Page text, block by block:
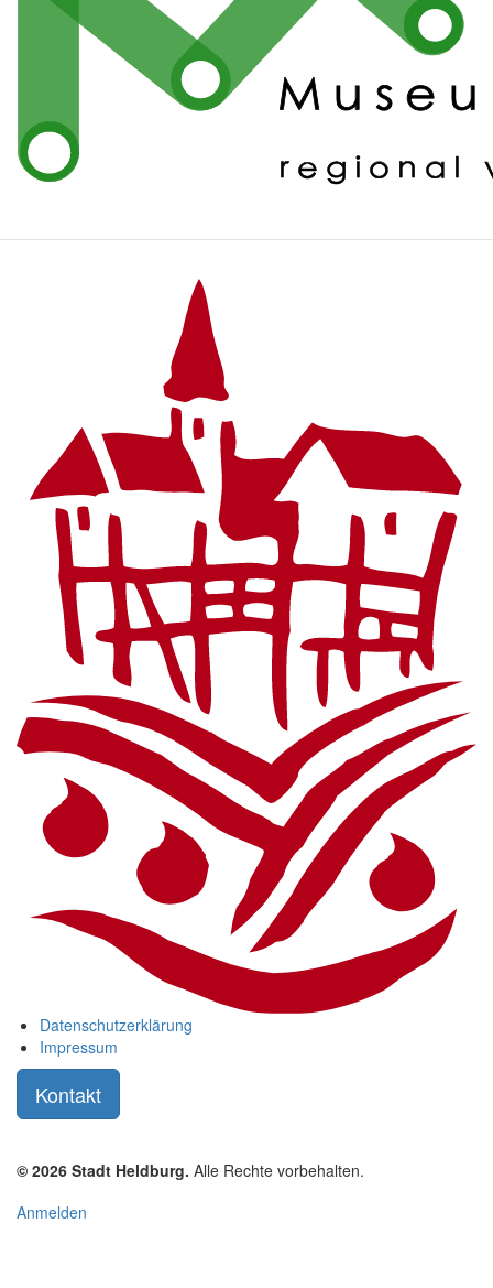
Datenschutzerklärung
Impressum
Kontakt
© 2026 Stadt Heldburg. Alle Rechte vorbehalten.
User
Anmelden